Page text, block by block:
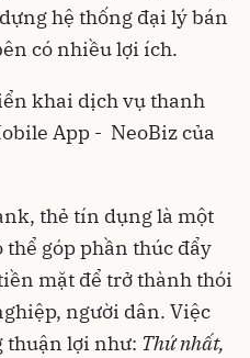
hệ thống đại lý bán
có nhiều lợi ích.
khai dịch vụ thanh
App - NeoBiz của
thẻ tín dụng là một
góp phần thúc đẩy
mặt để trở thành thói
người dân. Việc
thuận lợi như: Thứ nhất,